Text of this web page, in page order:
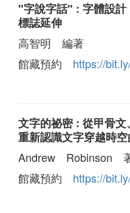
"字說字話" : 字體設
標誌延伸
高智明 編著
館藏預約 https://
文字的祕密 : 從甲骨
重新認識文字穿越時
Andrew Robinson
館藏預約 https://